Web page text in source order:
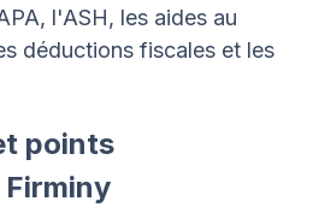
l'ASH, les aides au
déductions fiscales et les
points